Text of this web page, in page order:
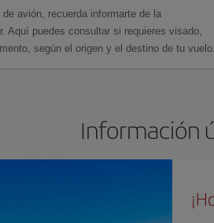
avión, recuerda informarte de la
Aquí puedes consultar si requieres visado,
según el origen y el destino de tu vuelo.
Información